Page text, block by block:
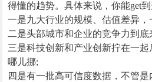
得懂的趋势。具体来说，你能get到
一是九大行业的规模、估值差异，
二是头部城市和企业的竞争力到
三是科技创新和产业创新拧在一
哪儿挪;
四是有一批高可信度数据，不管是